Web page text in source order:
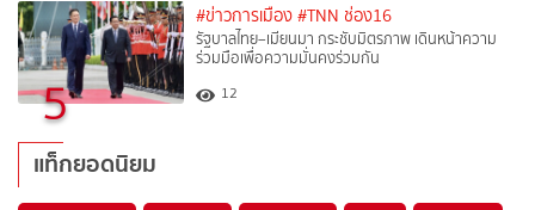
5
#ข่าวการเมือง #TNN ช่อง16
รัฐบาลไทย–เมียนมา กระชับมิตรภาพ เดินหน้าความ
ร่วมมือเพื่อความมั่นคงร่วมกัน
12
แท็กยอดนิยม